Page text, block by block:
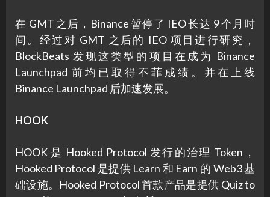
在 GMT 之后，Binance 暂停了 IEO 长达 9 个月时
间。经过对 GMT 之后的 IEO 项目进行研究，
BlockBeats 发现这类型的项目在成为 Binance
Launchpad 前均已取得不菲成绩。并在上线
Binance Launchpad 后加速发展。
HOOK
HOOK 是 Hooked Protocol 发行的治理 Token，
Hooked Protocol 是提供 Learn 和 Earn 的 Web3 基
础设施。Hooked Protocol 首款产品是提供 Quiz to